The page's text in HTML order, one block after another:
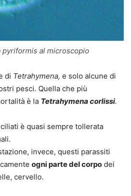
pyriformis al microscopio
di Tetrahymena, e solo alcune di
pesci. Quella che più
è la Tetrahymena corlissi.
è quasi sempre tollerata
invece, questi parassiti
ogni parte del corpo dei
cervello.